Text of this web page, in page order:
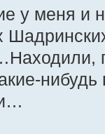
у меня и